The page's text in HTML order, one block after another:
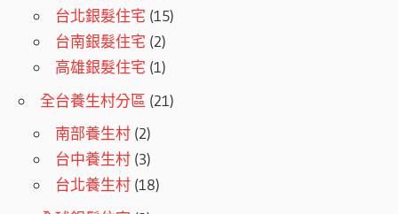
台北銀髮住宅 (15)
台南銀髮住宅 (2)
高雄銀髮住宅 (1)
全台養生村分區 (21)
南部養生村 (2)
台中養生村 (3)
台北養生村 (18)